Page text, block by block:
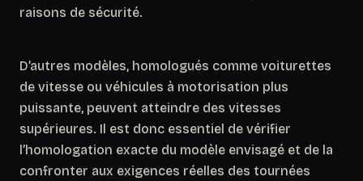
raisons de sécurité.
D’autres modèles, homologués comme voiturettes
de vitesse ou véhicules à motorisation plus
puissante, peuvent atteindre des vitesses
supérieures. Il est donc essentiel de vérifier
l’homologation exacte du modèle envisagé et de la
confronter aux exigences réelles des tournées